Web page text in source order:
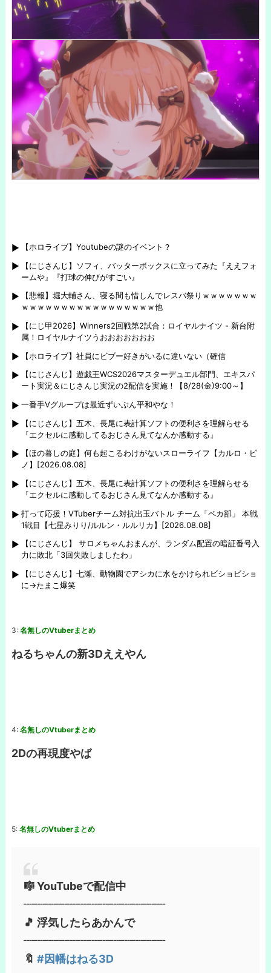
【ホロライブ】Youtubeの謎のイベント？
【にじさんじ】ソフィ、バッターボックスに立ってみた『ええフォ
ームや』『打球の伸びがすごい』
【悲報】堀大輔さん、寝る間も惜しんでレスバ祭りｗｗｗｗｗｗｗ
ｗｗｗｗｗｗｗｗｗｗｗｗｗｗｗｗｗ他
【にじ甲2026】Winners2回戦第2試合：ロイヤルナイツ - 新台附
属！ロイヤルナイツうおおおおおおお
【ホロライブ】社員にビブー好きがいるに違いない（確信
【にじさんじ】遊戯王WCS2026マスターデュエル部門、エキスパ
ート実況＆にじさんじ実況の2配信を実施！【8/28(金)9:00～】
一番手Vグループは最近ずいぶん平和やな！
【にじさんじ】五木、長尾に表計算ソフトの便利さを理解らせる
『エクセルに感動してるおじさん見てなんか感動する』
【ほの暮しの庭】何も起こるわけがないスローライフ【カルロ・ピ
ノ】[2026.08.08]
【にじさんじ】五木、長尾に表計算ソフトの便利さを理解らせる
『エクセルに感動してるおじさん見てなんか感動する』
打って応援！VTuberチーム対抗出玉バトル チーム「ペカ部」 本戦
1戦目【七星みりり/ルルン・ルルリカ】[2026.08.08]
【にじさんじ】 サロメちゃんおまんが、ランダム配置の暗証番号入
力に敗北「3回失敗しましたわ」
【にじさんじ】七瀬、動物園でアシカに水をかけられビショビショ
に→たまこ爆笑
3: 名無しのVtuberまとめ
ねるちゃんの新3Dええやん
4: 名無しのVtuberまとめ
2Dの再現度やば
5: 名無しのVtuberまとめ
🎼 YouTubeで配信中
┈┈┈┈┈┈┈┈┈┈┈┈┈
🎵 浮気したらあかんで
┈┈┈┈┈┈┈┈┈┈┈┈┈
🔖 #因幡はねる3D